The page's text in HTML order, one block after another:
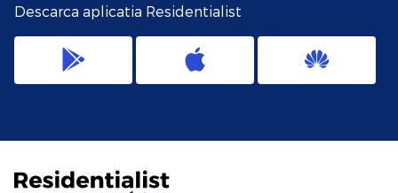
Descarca aplicatia Residentialist